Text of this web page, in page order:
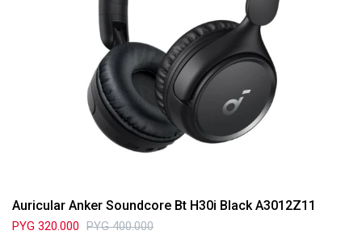
Auricular Anker Soundcore Bt H30i Black A3012Z11
PYG 320.000 PYG 400.000